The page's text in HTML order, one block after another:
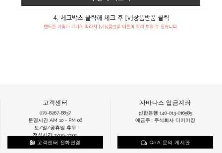
고객센터
070-8267-8837
운영시간 AM 10 - PM 06
토/일/공휴일 휴무
점심시간 12:00~13:00
고객센터 전화연결
자바나스 입금계좌
신한은행 140-013-016585
예금주 : 주식회사 디이미징
QnA 문의 게시판